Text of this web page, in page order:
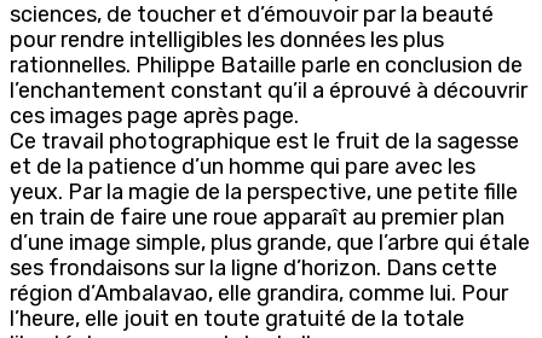
sciences, de toucher et d’émouvoir par la beauté
pour rendre intelligibles les données les plus
rationnelles. Philippe Bataille parle en conclusion de
l’enchantement constant qu’il a éprouvé à découvrir
ces images page après page.
Ce travail photographique est le fruit de la sagesse
et de la patience d’un homme qui pare avec les
yeux. Par la magie de la perspective, une petite fille
en train de faire une roue apparaît au premier plan
d’une image simple, plus grande, que l’arbre qui étale
ses frondaisons sur la ligne d’horizon. Dans cette
région d’Ambalavao, elle grandira, comme lui. Pour
l’heure, elle jouit en toute gratuité de la totale